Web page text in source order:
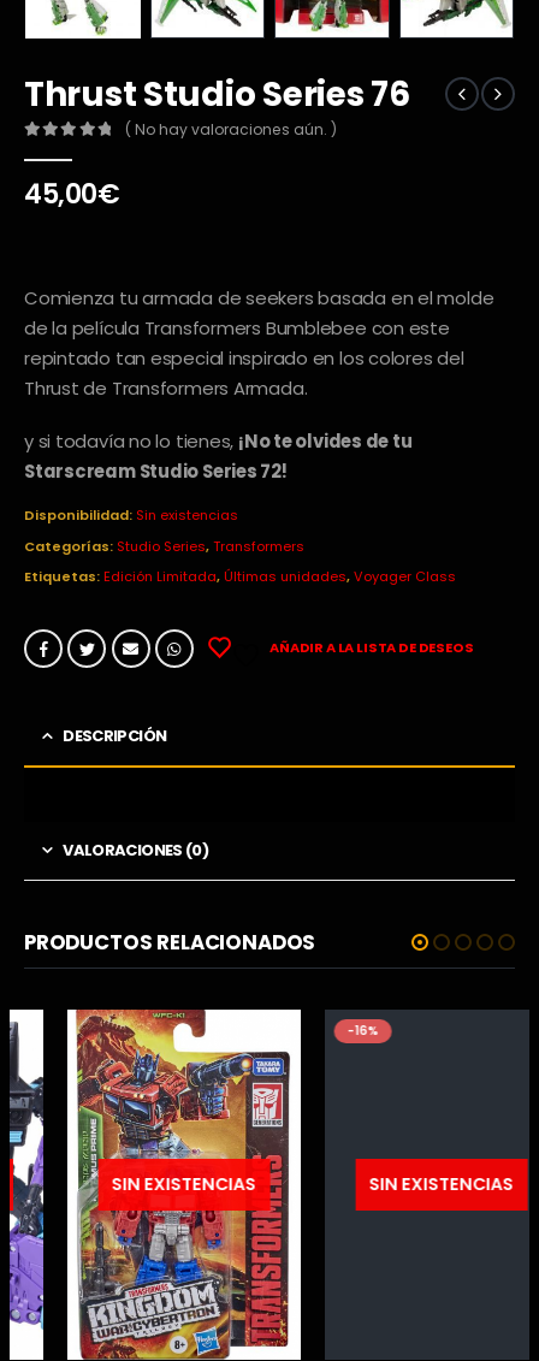
Thrust Studio Series 76
( No hay valoraciones aún. )
45,00€
Comienza tu armada de seekers basada en el molde
de la película Transformers Bumblebee con este
repintado tan especial inspirado en los colores del
Thrust de Transformers Armada.
y si todavía no lo tienes, ¡No te olvides de tu
Starscream Studio Series 72!
Disponibilidad: Sin existencias
Categorías: Studio Series,Transformers
Etiquetas:Edición Limitada,Últimas unidades,Voyager Class
AÑADIR A LA LISTA DE DESEOS
DESCRIPCIÓN
VALORACIONES (0)
PRODUCTOS RELACIONADOS
SIN EXISTENCIAS
-16%
SIN EXISTENCIAS